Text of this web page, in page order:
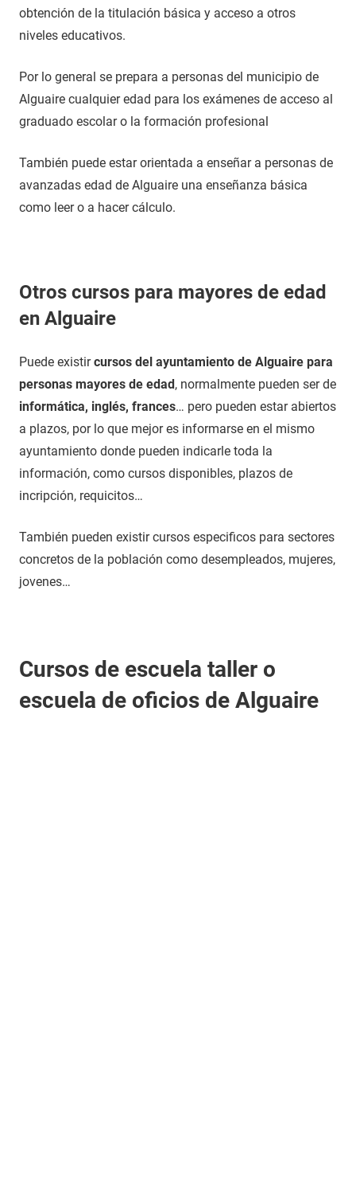
obtención de la titulación básica y acceso a otros
niveles educativos.
Por lo general se prepara a personas del municipio de
Alguaire cualquier edad para los exámenes de acceso al
graduado escolar o la formación profesional
También puede estar orientada a enseñar a personas de
avanzadas edad de Alguaire una enseñanza básica
como leer o a hacer cálculo.
Otros cursos para mayores de edad
en Alguaire
Puede existircursos del ayuntamiento de Alguaire para
personas mayores de edad, normalmente pueden ser de
informática, inglés, frances… pero pueden estar abiertos
a plazos, por lo que mejor es informarse en el mismo
ayuntamiento donde pueden indicarle toda la
información, como cursos disponibles, plazos de
incripción, requicitos…
También pueden existir cursos especificos para sectores
concretos de la población como desempleados, mujeres,
jovenes…
Cursos de escuela taller o
escuela de oficios de Alguaire